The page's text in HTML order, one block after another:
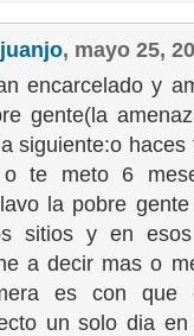
juanjo, mayo 25,
encarcelado y
gente(la
siguiente:o
te meto 6
la pobre
sitios y en esos
a decir mas o
es con que
un solo dia